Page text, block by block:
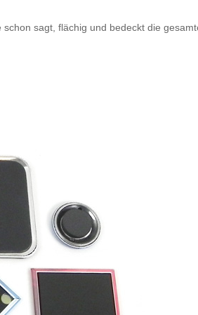
sagt, flächig und bedeckt die